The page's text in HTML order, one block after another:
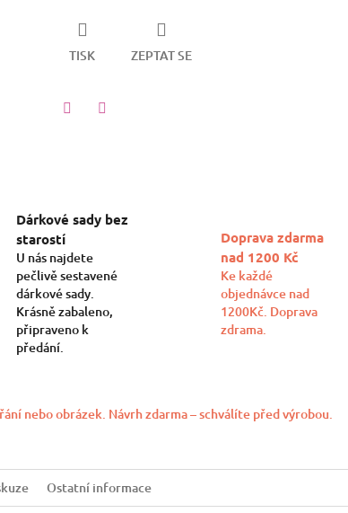
TISK ZEPTAT SE
Dárkové sady bez
starostí
U nás najdete
pečlivě sestavené
dárkové sady.
Krásně zabaleno,
připraveno k
předání.
Doprava zdarma
nad 1200 Kč
Ke každé
objednávce nad
1200Kč. Doprava
zdrama.
nebo obrázek. Návrh zdarma – schválíte před výrobou.
Ostatní informace